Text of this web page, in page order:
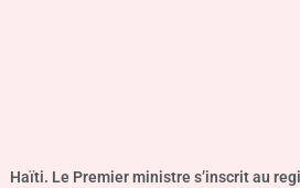
Haïti. Le Premier ministre s’inscrit au